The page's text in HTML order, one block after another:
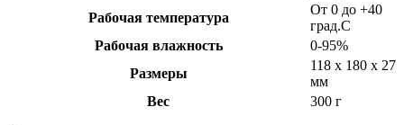
Рабочая температура
От 0 до +40
град.С
Рабочая влажность
0-95%
Размеры
118 х 180 х 27
мм
Вес
300 г